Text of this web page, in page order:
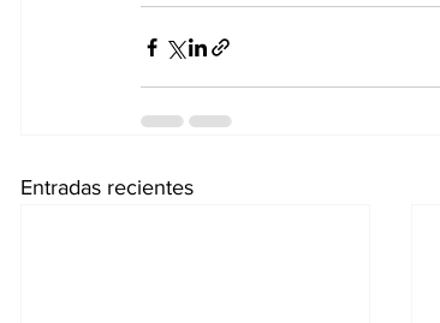
Entradas recientes